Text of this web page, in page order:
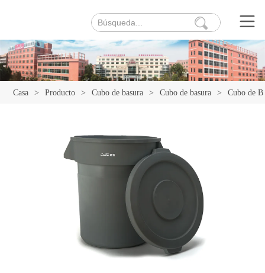
Casa > Producto > Cubo de basura > Cubo de basura > Cubo de